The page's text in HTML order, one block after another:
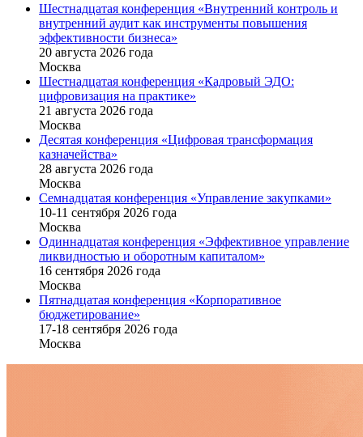
Шестнадцатая конференция «Внутренний контроль и
внутренний аудит как инструменты повышения
эффективности бизнеса»
20 августа 2026 года
Москва
Шестнадцатая конференция «Кадровый ЭДО:
цифровизация на практике»
21 августа 2026 года
Москва
Десятая конференция «Цифровая трансформация
казначейства»
28 августа 2026 года
Москва
Семнадцатая конференция «Управление закупками»
10-11 сентября 2026 года
Москва
Одиннадцатая конференция «Эффективное управление
ликвидностью и оборотным капиталом»
16 cентября 2026 года
Москва
Пятнадцатая конференция «Корпоративное
бюджетирование»
17-18 сентября 2026 года
Москва